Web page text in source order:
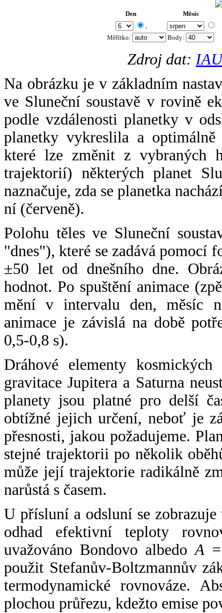
Den Měsíc
.
Měřítko: Body:
Zdroj dat:
Na obrázku je v základním
ve Sluneční soustavě v rovině
podle vzdálenosti planetky v
planetky vykreslila a
které lze změnit z vybraných
trajektorií) některých planet
naznačuje, zda se planetka
ní (červeně).
Polohu těles ve Sluneční
"dnes"), které se zadává pomocí
±50 let od dnešního dne.
hodnot. Po spuštění animace
mění v intervalu den, měsíc
animace je závislá na době
0,5-0,8 s).
Dráhové elementy
gravitace Jupitera a Saturna
planety jsou platné pro delší
obtížné jejich určení, neboť je
přesnosti, jakou požadujeme.
stejné trajektorii po několik
může její trajektorie radikálně
narůstá s časem.
U přísluní a odsluní se
odhad efektivní teploty
uvažováno Bondovo albedoA
použit Stefanův-Boltzmannův
termodynamické rovnováze.
plochou průřezu, kdežto emise